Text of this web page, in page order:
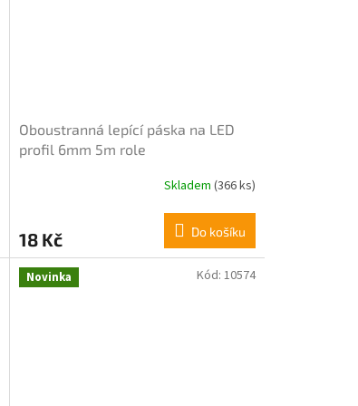
Oboustranná lepící páska na LED
profil 6mm 5m role
je
4,3
5
Skladem (366 ks)
18 Kč Do košíku
Novinka Kód: 10574